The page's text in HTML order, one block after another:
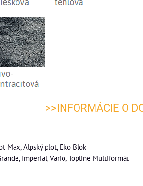
>>INFORMÁCIE O
Max, Alpský plot, Eko Blok
Imperial, Vario, Topline Multiformát